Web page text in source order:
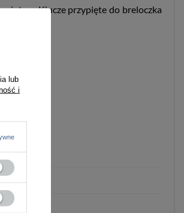
Klucze przypięte do breloczka
lub
i